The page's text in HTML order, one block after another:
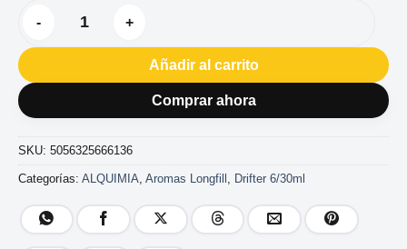
AROMA DRIFTER BAR WATERMELON ICE 6ML cantidad
Añadir al carrito
Comprar ahora
SKU: 5056325666136
Categorías: ALQUIMIA, Aromas Longfill , Drifter 6/30ml